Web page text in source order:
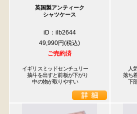
英国製アンティーク
シャツケース
iD：ilb2644
49,990円
ご売約済
イギリスミッドセンチュリー
抽斗を出すと前板が下がり
中の物が取りやすい
人
落ち
下